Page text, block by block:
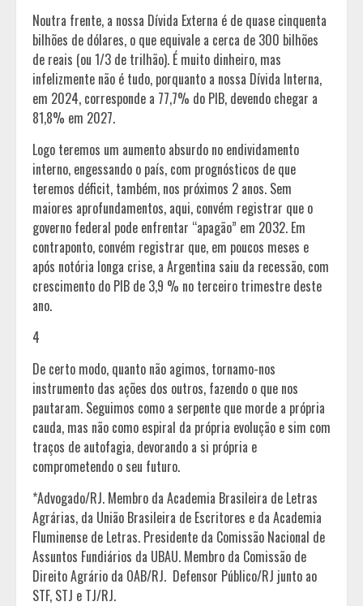
Noutra frente, a nossa Dívida Externa é de quase cinquenta
bilhões de dólares, o que equivale a cerca de 300 bilhões
de reais (ou 1/3 de trilhão). É muito dinheiro, mas
infelizmente não é tudo, porquanto a nossa Dívida Interna,
em 2024, corresponde a 77,7% do PIB, devendo chegar a
81,8% em 2027.
Logo teremos um aumento absurdo no endividamento
interno, engessando o país, com prognósticos de que
teremos déficit, também, nos próximos 2 anos. Sem
maiores aprofundamentos, aqui, convém registrar que o
governo federal pode enfrentar “apagão” em 2032. Em
contraponto, convém registrar que, em poucos meses e
após notória longa crise, a Argentina saiu da recessão, com
crescimento do PIB de 3,9 % no terceiro trimestre deste
ano.
4
De certo modo, quanto não agimos, tornamo-nos
instrumento das ações dos outros, fazendo o que nos
pautaram. Seguimos como a serpente que morde a própria
cauda, mas não como espiral da própria evolução e sim com
traços de autofagia, devorando a si própria e
comprometendo o seu futuro.
*Advogado/RJ. Membro da Academia Brasileira de Letras
Agrárias, da União Brasileira de Escritores e da Academia
Fluminense de Letras. Presidente da Comissão Nacional de
Assuntos Fundiários da UBAU. Membro da Comissão de
Direito Agrário da OAB/RJ. Defensor Público/RJ junto ao
STF, STJ e TJ/RJ.